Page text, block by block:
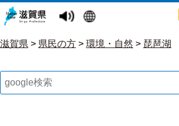
滋賀県 > 県民の方 > 環境・自然 > 琵琶湖